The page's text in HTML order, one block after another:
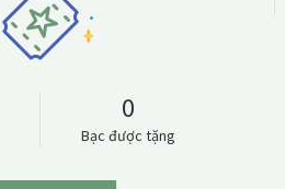
0
Bạc được tặng